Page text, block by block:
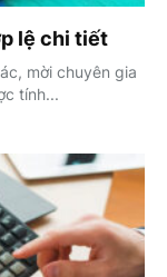
lệ chi tiết
mời chuyên gia
tính...